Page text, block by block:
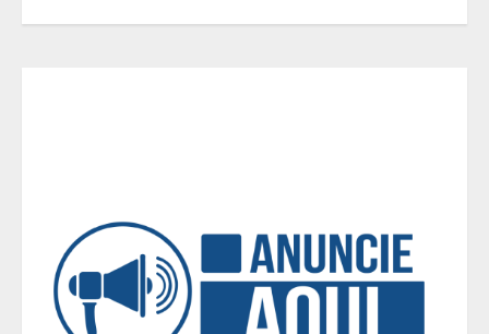
5
perfeitos” da internet: Como a
busca por uma criação idealizada
afeta a saúde mental da família